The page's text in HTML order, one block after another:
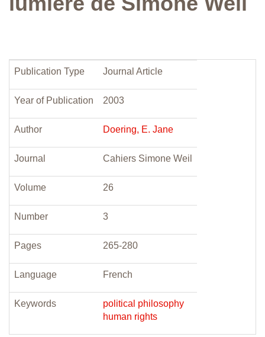
Publication Type Journal Article
Year of Publication 2003
Author Doering, E. Jane
Journal Cahiers Simone Weil
Volume 26
Number 3
Pages 265-280
Language French
Keywords
political philosophy
human rights